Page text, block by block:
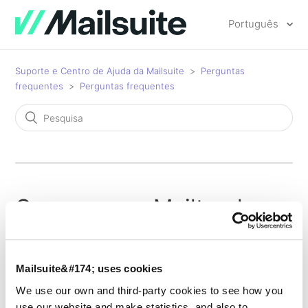
Mailsuite&#174; uses cookies
We use our own and third-party cookies to see how you
Português
Suporte e Centro de Ajuda da Mailsuite
Perguntas
frequentes
Perguntas frequentes
Como usar o Mailtrack em
um computador diferente